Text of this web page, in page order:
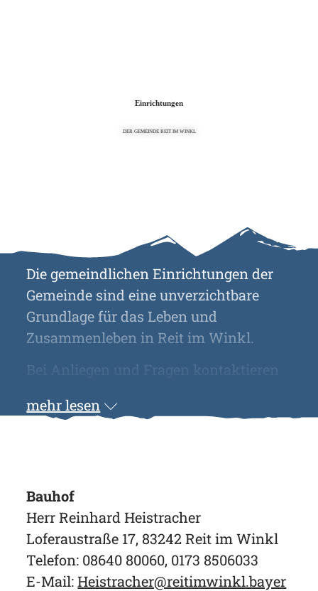
Einrichtungen
DER GEMEINDE REIT IM WINKL
Die gemeindlichen Einrichtungen der
Gemeinde sind eine unverzichtbare
Grundlage für das Leben und
Zusammenleben in Reit im Winkl.
Bei Anliegen und Fragen kontaktieren
Ansprechpartnerinnen und
mehr lesen
Bauhof
Herr Reinhard Heistracher
Loferaustraße 17, 83242 Reit im Winkl
Telefon: 08640 80060, 0173 8506033
E-Mail:Heistracher@reitimwinkl.bayer